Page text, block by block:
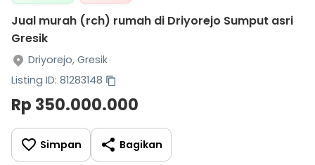
Jual murah (rch) rumah di Driyorejo Sumput asri
Gresik
Driyorejo, Gresik
Listing ID: 81283148
Rp 350.000.000
Simpan Bagikan